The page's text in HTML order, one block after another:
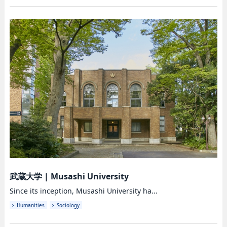
武蔵大学| Musashi University
Since its inception, Musashi University ha...
Humanities Sociology